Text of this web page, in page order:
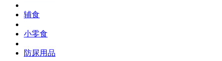
辅食
小零食
防尿用品